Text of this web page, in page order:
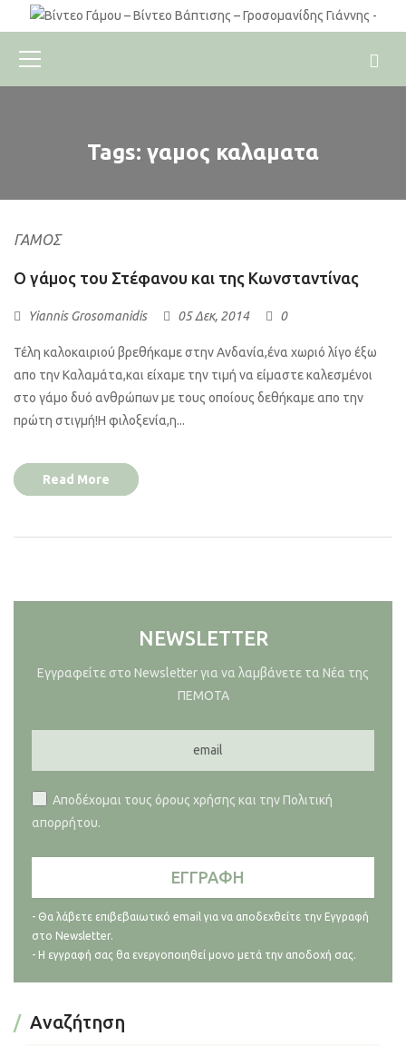
Tags: γαμος καλαματα
ΓΆΜΟΣ
Ο γάμος του Στέφανου και της Κωνσταντίνας
Yiannis Grosomanidis 05 Δεκ, 2014 0
Τέλη καλοκαιριού βρεθήκαμε στην Ανδανία,ένα χωριό λίγο έξω
απο την Καλαμάτα,και είχαμε την τιμή να είμαστε καλεσμένοι
στο γάμο δυό ανθρώπων με τους οποίους δεθήκαμε απο την
πρώτη στιγμή!Η φιλοξενία,η...
Read More
NEWSLETTER
Εγγραφείτε στο Newsletter για να λαμβάνετε τα Νέα της
ΠΕΜΟΤΑ
Αποδέχομαι τους όρους χρήσης και την Πολιτική
απορρήτου.
- Θα λάβετε επιβεβαιωτικό email για να αποδεχθείτε την Εγγραφή
στο Newsletter.
- Η εγγραφή σας θα ενεργοποιηθεί μονο μετά την αποδοχή σας.
Αναζήτηση